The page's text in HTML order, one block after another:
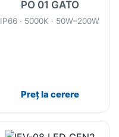
PO 01 GATO
IP66 · 5000K · 50W–200W
Preț la cerere